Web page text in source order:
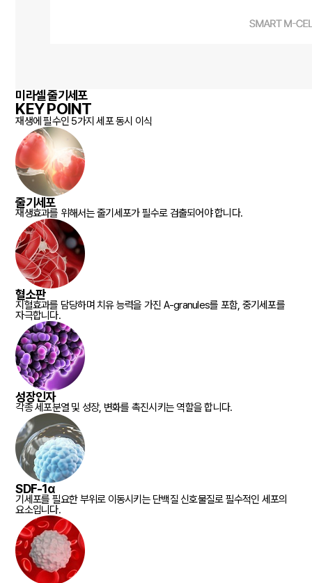
미라셀 줄기세포
KEY POINT
재생에 필수인 5가지 세포 동시 이식
줄기세포
재생효과를 위해서는 줄기세포가 필수로 검출되어야 합니다.
혈소판
지혈효과를 담당하며 치유 능력을 가진 A-granules를 포함, 중기세포를
자극합니다.
성장인자
각종 세포분열 및 성장, 변화를 촉진시키는 역할을 합니다.
SDF-1α
기세포를 필요한 부위로 이동시키는 단백질 신호물질로 필수적인 세포의
요소입니다.